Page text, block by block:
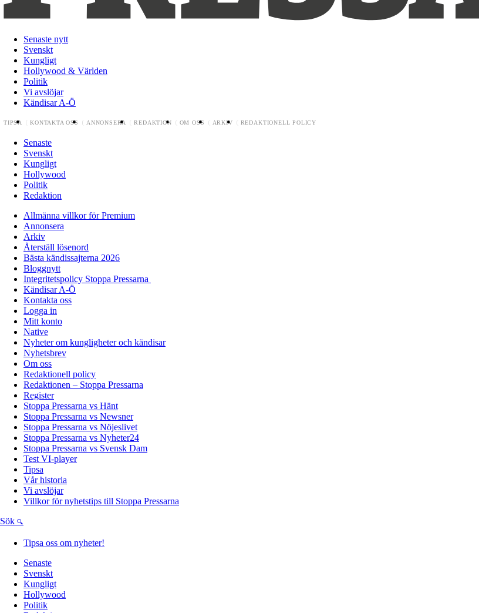
Senaste nytt
Svenskt
Kungligt
Hollywood & Världen
Politik
Vi avslöjar
Kändisar A-Ö
TIPSA KONTAKTA OSS ANNONSERA REDAKTION OM OSS ARKIV REDAKTIONELL POLICY
Senaste
Svenskt
Kungligt
Hollywood
Politik
Redaktion
Allmänna villkor för Premium
Annonsera
Arkiv
Återställ lösenord
Bästa kändissajterna 2026
Bloggnytt
Integritetspolicy Stoppa Pressarna
Kändisar A-Ö
Kontakta oss
Logga in
Mitt konto
Native
Nyheter om kungligheter och kändisar
Nyhetsbrev
Om oss
Redaktionell policy
Redaktionen – Stoppa Pressarna
Register
Stoppa Pressarna vs Hänt
Stoppa Pressarna vs Newsner
Stoppa Pressarna vs Nöjeslivet
Stoppa Pressarna vs Nyheter24
Stoppa Pressarna vs Svensk Dam
Test VI-player
Tipsa
Vår historia
Vi avslöjar
Villkor för nyhetstips till Stoppa Pressarna
Sök
Tipsa oss om nyheter!
Senaste
Svenskt
Kungligt
Hollywood
Politik